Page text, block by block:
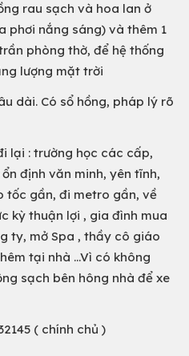
rau sạch và hoa lan ở
phơi nắng sáng) và thêm 1
phòng thờ, để hệ thống
lượng mặt trời
dài. Có sổ hồng, pháp lý rõ
lại : trường học các cấp,
định văn minh, yên tĩnh,
tốc gần, đi metro gần, về
kỳ thuận lợi , gia đình mua
ty, mở Spa , thầy cô giáo
tại nhà ...Vì có không
sạch bên hông nhà để xe
( chính chủ )